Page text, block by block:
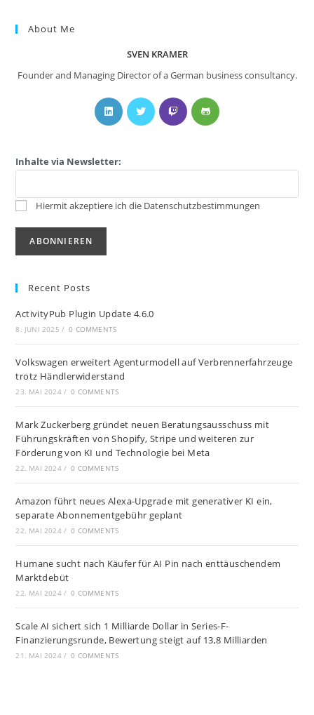
About Me
SVEN KRAMER
Founder and Managing Director of a German business consultancy.
Inhalte via Newsletter:
Hiermit akzeptiere ich die Datenschutzbestimmungen
Recent Posts
ActivityPub Plugin Update 4.6.0
8. JUNI 2025 / 0 COMMENTS
Volkswagen erweitert Agenturmodell auf Verbrennerfahrzeuge
trotz Händlerwiderstand
23. MAI 2024 / 0 COMMENTS
Mark Zuckerberg gründet neuen Beratungsausschuss mit
Führungskräften von Shopify, Stripe und weiteren zur
Förderung von KI und Technologie bei Meta
22. MAI 2024 / 0 COMMENTS
Amazon führt neues Alexa-Upgrade mit generativer KI ein,
separate Abonnementgebühr geplant
22. MAI 2024 / 0 COMMENTS
Humane sucht nach Käufer für AI Pin nach enttäuschendem
Marktdebüt
22. MAI 2024 / 0 COMMENTS
Scale AI sichert sich 1 Milliarde Dollar in Series-F-
Finanzierungsrunde, Bewertung steigt auf 13,8 Milliarden
21. MAI 2024 / 0 COMMENTS